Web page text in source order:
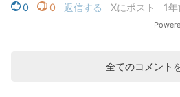
全てのコメント